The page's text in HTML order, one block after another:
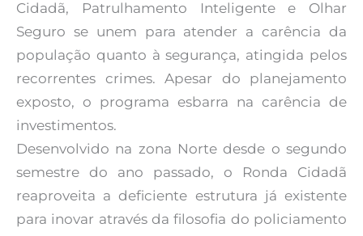
Cidadã, Patrulhamento Inteligente e Olhar
Seguro se unem para atender a carência da
população quanto à segurança, atingida pelos
recorrentes crimes. Apesar do planejamento
exposto, o programa esbarra na carência de
investimentos.
Desenvolvido na zona Norte desde o segundo
semestre do ano passado, o Ronda Cidadã
reaproveita a deficiente estrutura já existente
para inovar através da filosofia do policiamento